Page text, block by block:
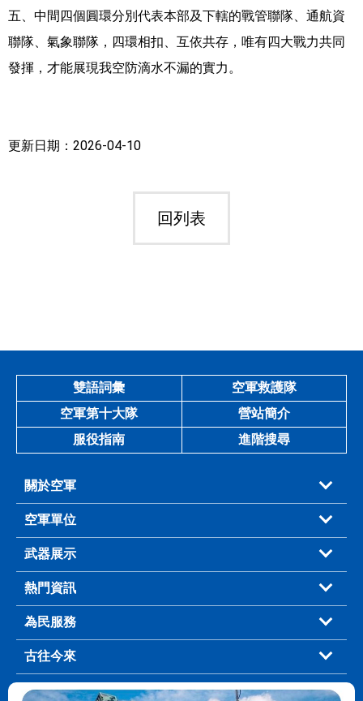
五、中間四個圓環分別代表本部及下轄的戰管聯隊、通航資
聯隊、氣象聯隊，四環相扣、互依共存，唯有四大戰力共同
發揮，才能展現我空防滴水不漏的實力。
更新日期：2026-04-10
回列表
雙語詞彙
空軍救護隊
空軍第十大隊
營站簡介
服役指南
進階搜尋
關於空軍
空軍單位
武器展示
熱門資訊
為民服務
古往今來